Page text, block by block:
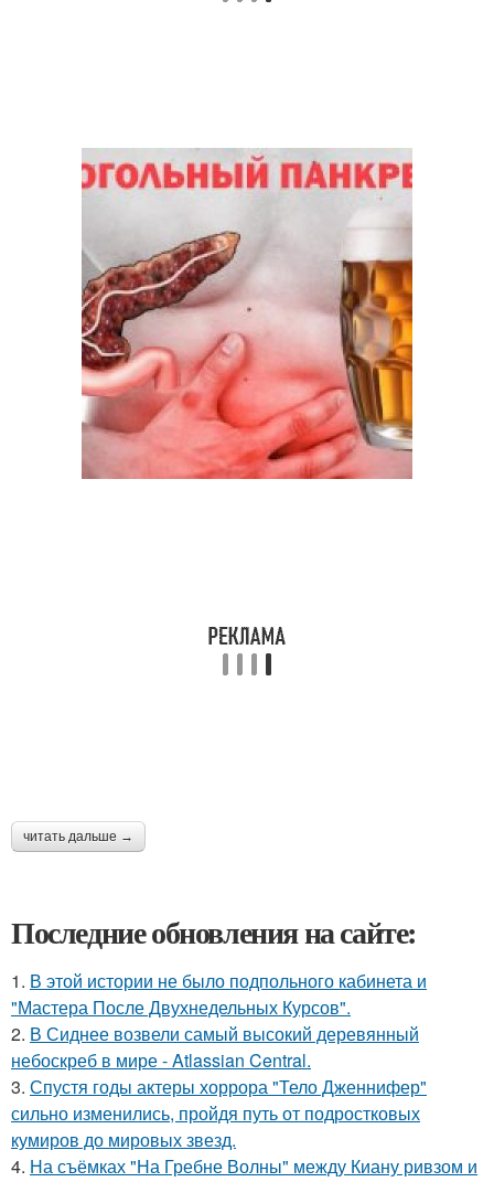
читать дальше →
Последние обновления на сайте:
1. В этой истории не было подпольного кабинета и
"Мастера После Двухнедельных Курсов".
2. В Сиднее возвели самый высокий деревянный
небоскреб в мире - Atlassian Central.
3. Спустя годы актеры хоррора "Тело Дженнифер"
сильно изменились, пройдя путь от подростковых
кумиров до мировых звезд.
4. На съёмках "На Гребне Волны" между Киану ривзом и